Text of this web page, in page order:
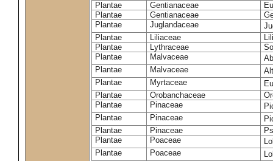
Plantae
Gentianaceae
Plantae
Gentianaceae
Plantae
Juglandaceae
Plantae
Liliaceae
Plantae
Lythraceae
Plantae
Malvaceae
Plantae
Malvaceae
Plantae
Myrtaceae
Plantae
Orobanchaceae
Plantae
Pinaceae
Plantae
Pinaceae
Plantae
Pinaceae
Plantae
Poaceae
Plantae
Poaceae